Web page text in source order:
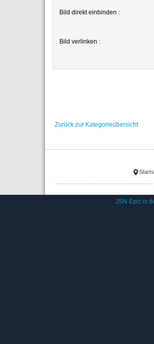
Bild direkt einbinden :
Bild verlinken :
Zurück zur Kategorieübersicht
JSN Epic is